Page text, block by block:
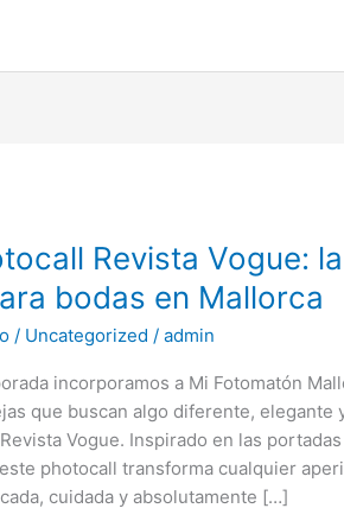
Revista Vogue:
bodas en Mallorca
/ Uncategorized /admin
incorporamos a Mi Fotomatón
que buscan algo diferente,
Vogue. Inspirado en las
photocall transforma cualquier
cuidada y absolutamente […]